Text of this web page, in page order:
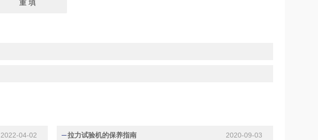
2022-04-02 拉力试验机的保养指南 2020-09-03